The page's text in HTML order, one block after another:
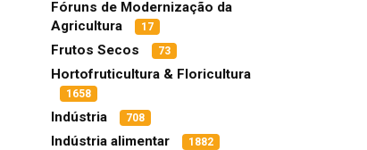
Fóruns de Modernização da
Agricultura
17
Frutos Secos 73
Hortofruticultura & Floricultura
1658
Indústria 708
Indústria alimentar 1882